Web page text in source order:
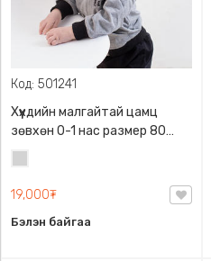
Код: 501241
Хүүхдийн малгайтай цамц
зөвхөн 0-1 нас размер 80
сонголттой
19,000₮
Бэлэн байгаа